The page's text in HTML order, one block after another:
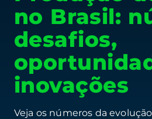
no Brasil:
desafios,
inovações
Veja os números da